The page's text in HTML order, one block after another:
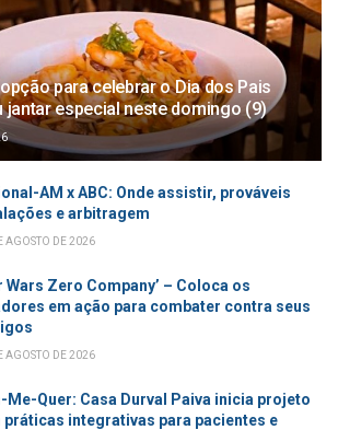
para celebrar o Dia dos Pais
jantar especial neste domingo (9)
AM x ABC: Onde assistir, prováveis
e arbitragem
AGOSTO DE 2026
Wars Zero Company’ – Coloca os
em ação para combater contra seus
AGOSTO DE 2026
Me-Quer: Casa Durval Paiva inicia projeto
práticas integrativas para pacientes e